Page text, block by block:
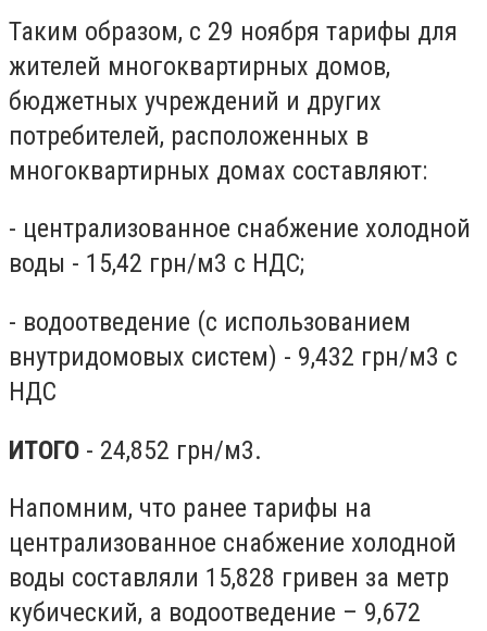
Таким образом, с 29 ноября тарифы для
жителей многоквартирных домов,
бюджетных учреждений и других
потребителей, расположенных в
многоквартирных домах составляют:
- централизованное снабжение холодной
воды - 15,42 грн/м3 с НДС;
- водоотведение (с использованием
внутридомовых систем) - 9,432 грн/м3 с
НДС
ИТОГО - 24,852 грн/м3.
Напомним, что ранее тарифы на
централизованное снабжение холодной
воды составляли 15,828 гривен за метр
кубический, а водоотведение – 9,672